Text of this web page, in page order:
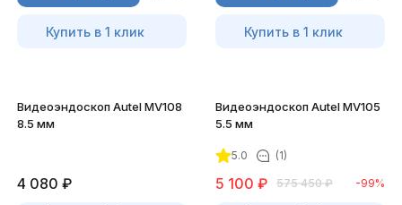
Купить в 1 клик Купить в 1 клик
Видеоэндоскоп Autel MV108
8.5 мм
4 080 ₽
Видеоэндоскоп Autel MV105
5.5 мм
5.0 (1)
5 100 ₽ 575 450 ₽ -99%